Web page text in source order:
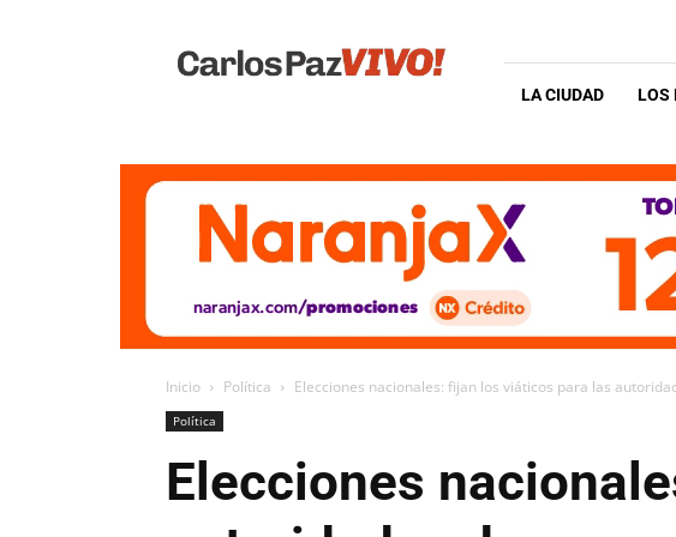
Vivo
LA CIUDAD LOS
Inicio Política Elecciones nacionales: fijan los viáticos para las
Política
Elecciones